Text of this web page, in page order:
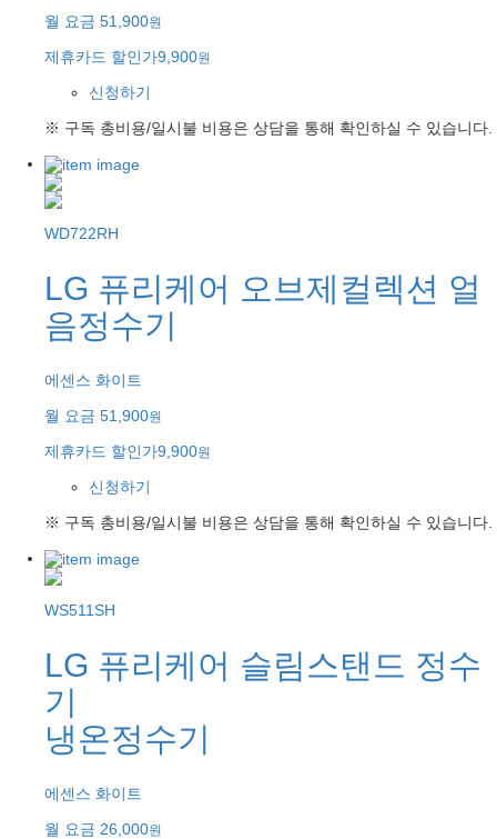
월 요금 51,900원
제휴카드 할인가9,900원
신청하기
※ 구독 총비용/일시불 비용은 상담을 통해 확인하실 수 있습니다.
WD722RH
LG 퓨리케어 오브제컬렉션 얼
음정수기
에센스 화이트
월 요금 51,900원
제휴카드 할인가9,900원
신청하기
※ 구독 총비용/일시불 비용은 상담을 통해 확인하실 수 있습니다.
WS511SH
LG 퓨리케어 슬림스탠드 정수
기
냉온정수기
에센스 화이트
월 요금 26,000원